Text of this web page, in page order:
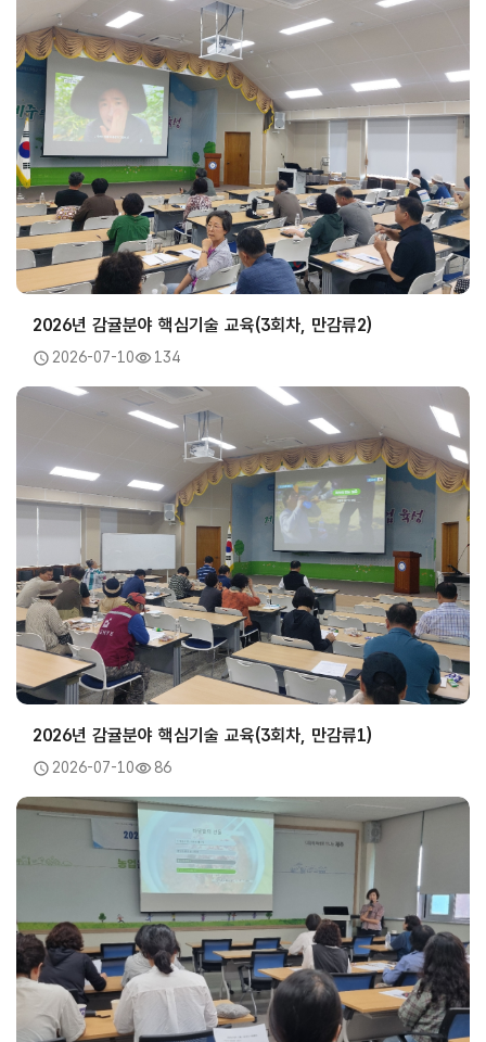
2026년 감귤분야 핵심기술 교육(3회차, 만감류2)
2026-07-10 134
2026년 감귤분야 핵심기술 교육(3회차, 만감류1)
2026-07-10 86